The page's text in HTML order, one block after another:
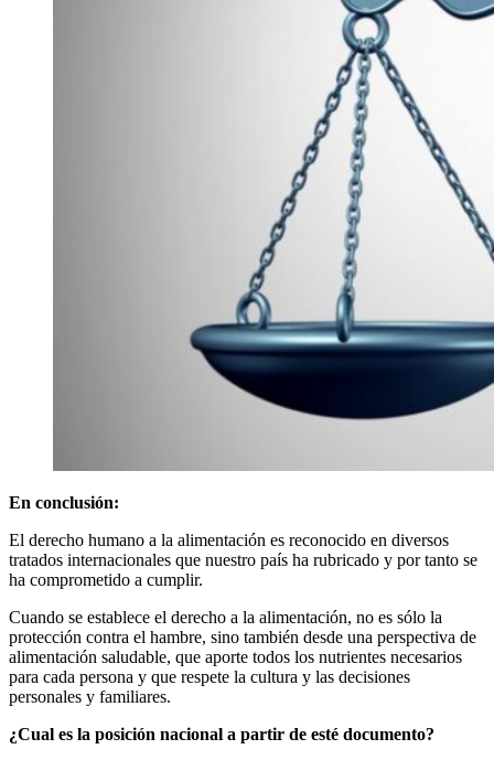
En conclusión:
El derecho humano a la alimentación es reconocido en diversos
tratados internacionales que nuestro país ha rubricado y por tanto se
ha comprometido a cumplir.
Cuando se establece el derecho a la alimentación, no es sólo la
protección contra el hambre, sino también desde una perspectiva de
alimentación saludable, que aporte todos los nutrientes necesarios
para cada persona y que respete la cultura y las decisiones
personales y familiares.
¿Cual es la posición nacional a partir de esté documento?